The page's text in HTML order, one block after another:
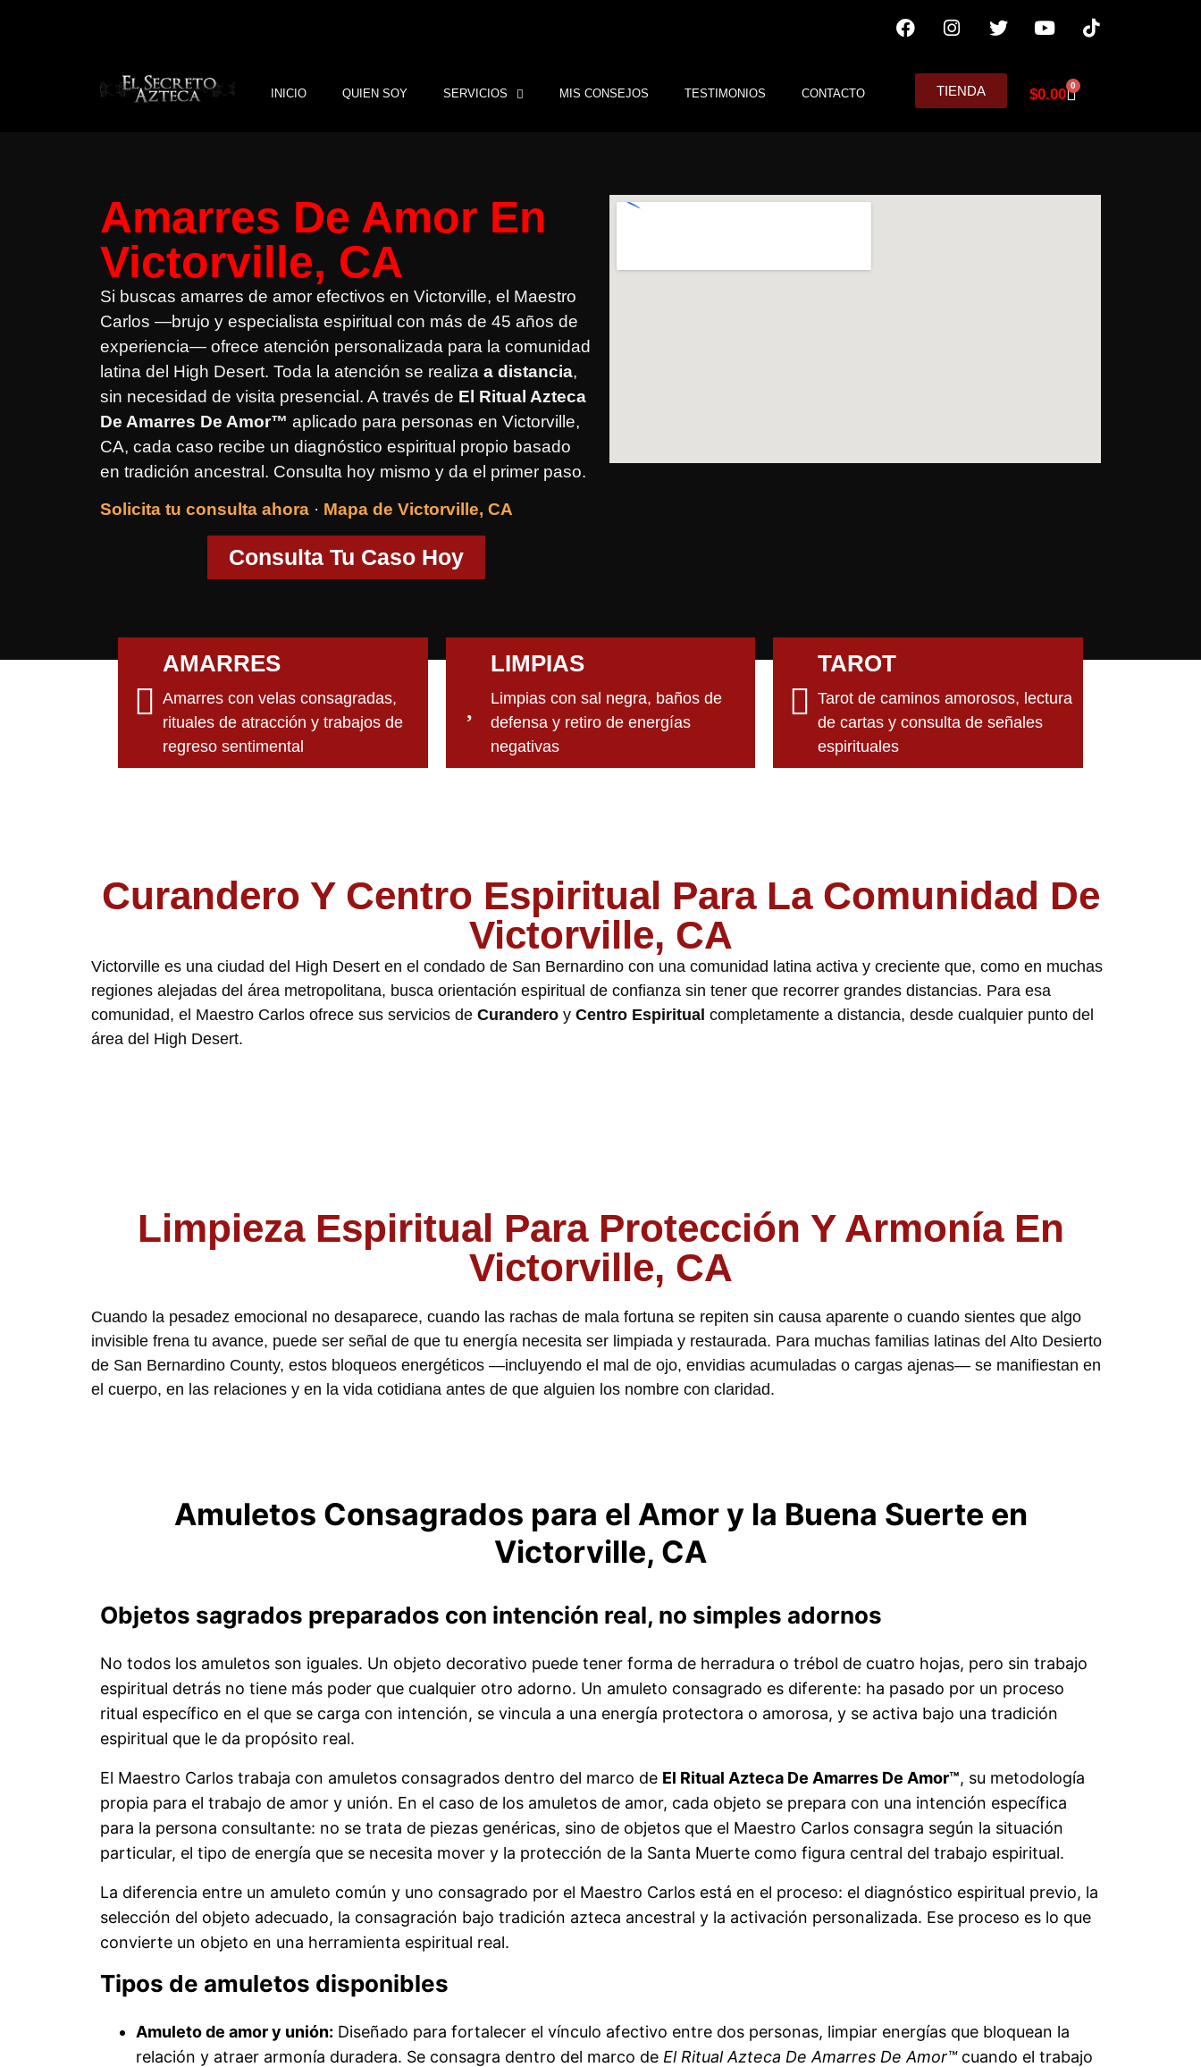
INICIO QUIEN SOY SERVICIOS MIS CONSEJOS TESTIMONIOS CONTACTO TIENDA $0.00 0
Amarres De Amor En
Victorville, CA
Si buscas amarres de amor efectivos en Victorville, el Maestro
Carlos —brujo y especialista espiritual con más de 45 años de
experiencia— ofrece atención personalizada para la comunidad
latina del High Desert. Toda la atención se realiza a distancia,
sin necesidad de visita presencial. A través de El Ritual Azteca
De Amarres De Amor™ aplicado para personas en Victorville,
CA, cada caso recibe un diagnóstico espiritual propio basado
en tradición ancestral. Consulta hoy mismo y da el primer paso.
Solicita tu consulta ahora · Mapa de Victorville, CA
Consulta Tu Caso Hoy
AMARRES
Amarres con velas consagradas,
rituales de atracción y trabajos de
regreso sentimental
LIMPIAS
Limpias con sal negra, baños de
defensa y retiro de energías
negativas
TAROT
Tarot de caminos amorosos, lectura
de cartas y consulta de señales
espirituales
Curandero Y Centro Espiritual Para La Comunidad De
Victorville, CA
Victorville es una ciudad del High Desert en el condado de San Bernardino con una comunidad latina activa y creciente que, como en muchas
regiones alejadas del área metropolitana, busca orientación espiritual de confianza sin tener que recorrer grandes distancias. Para esa
comunidad, el Maestro Carlos ofrece sus servicios de Curandero y Centro Espiritual completamente a distancia, desde cualquier punto del
área del High Desert.
Limpieza Espiritual Para Protección Y Armonía En
Victorville, CA
Cuando la pesadez emocional no desaparece, cuando las rachas de mala fortuna se repiten sin causa aparente o cuando sientes que algo
invisible frena tu avance, puede ser señal de que tu energía necesita ser limpiada y restaurada. Para muchas familias latinas del Alto Desierto
de San Bernardino County, estos bloqueos energéticos —incluyendo el mal de ojo, envidias acumuladas o cargas ajenas— se manifiestan en
el cuerpo, en las relaciones y en la vida cotidiana antes de que alguien los nombre con claridad.
Amuletos Consagrados para el Amor y la Buena Suerte en
Victorville, CA
Objetos sagrados preparados con intención real, no simples adornos
No todos los amuletos son iguales. Un objeto decorativo puede tener forma de herradura o trébol de cuatro hojas, pero sin trabajo
espiritual detrás no tiene más poder que cualquier otro adorno. Un amuleto consagrado es diferente: ha pasado por un proceso
ritual específico en el que se carga con intención, se vincula a una energía protectora o amorosa, y se activa bajo una tradición
espiritual que le da propósito real.
El Maestro Carlos trabaja con amuletos consagrados dentro del marco de El Ritual Azteca De Amarres De Amor™, su metodología
propia para el trabajo de amor y unión. En el caso de los amuletos de amor, cada objeto se prepara con una intención específica
para la persona consultante: no se trata de piezas genéricas, sino de objetos que el Maestro Carlos consagra según la situación
particular, el tipo de energía que se necesita mover y la protección de la Santa Muerte como figura central del trabajo espiritual.
La diferencia entre un amuleto común y uno consagrado por el Maestro Carlos está en el proceso: el diagnóstico espiritual previo, la
selección del objeto adecuado, la consagración bajo tradición azteca ancestral y la activación personalizada. Ese proceso es lo que
convierte un objeto en una herramienta espiritual real.
Tipos de amuletos disponibles
Amuleto de amor y unión: Diseñado para fortalecer el vínculo afectivo entre dos personas, limpiar energías que bloquean la
relación y atraer armonía duradera. Se consagra dentro del marco de El Ritual Azteca De Amarres De Amor™cuando el trabajo